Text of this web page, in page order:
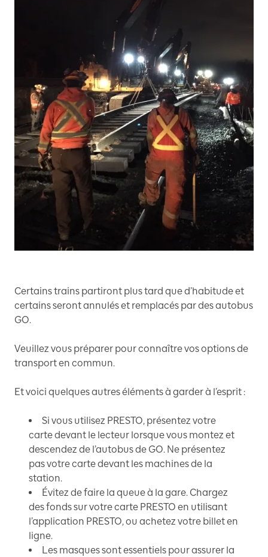
Certains trains partiront plus tard que d’habitude et
certains seront annulés et remplacés par des autobus
GO.
Veuillez vous préparer pour connaître vos options de
transport en commun.
Et voici quelques autres éléments à garder à l’esprit :
Si vous utilisez PRESTO, présentez votre
carte devant le lecteur lorsque vous montez et
descendez de l’autobus de GO. Ne présentez
pas votre carte devant les machines de la
station.
Évitez de faire la queue à la gare. Chargez
des fonds sur votre carte PRESTO en utilisant
l’application PRESTO, ou achetez votre billet en
ligne.
Les masques sont essentiels pour assurer la